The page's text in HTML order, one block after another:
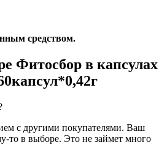
средством.
Фитосбор в капсулах
с другими покупателями. Ваш
то в выборе. Это не займет много